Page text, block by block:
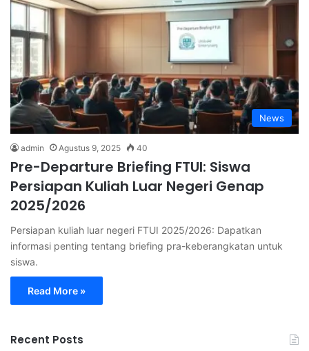
News
admin Agustus 9, 2025 40
Pre-Departure Briefing FTUI: Siswa
Persiapan Kuliah Luar Negeri Genap
2025/2026
Persiapan kuliah luar negeri FTUI 2025/2026: Dapatkan
informasi penting tentang briefing pra-keberangkatan untuk
siswa.
Read More »
Recent Posts